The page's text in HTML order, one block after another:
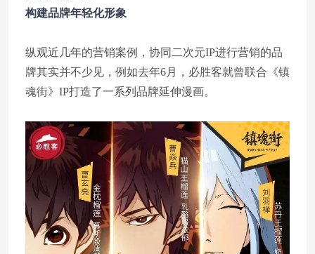
构建品牌年轻化形象
纵观近几年的营销案例，协同二次元IP进行营销的品
牌其实并不少见，例如去年6月，必胜客就曾联合《镇
魂街》IP打造了一系列品牌延伸漫画。